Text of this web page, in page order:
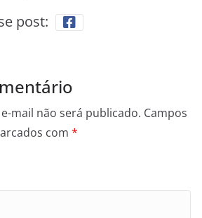
post:
mail não será publicado. Campos
com *